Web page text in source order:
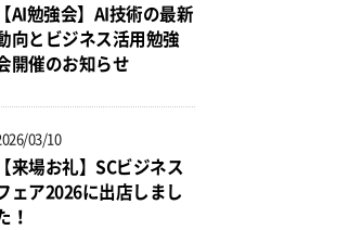
【AI勉強会】AI技術の最新
向とビジネス活用勉強
開催のお知らせ
03/10
【来場お礼】SCビジネス
ェア2026に出店しまし
！